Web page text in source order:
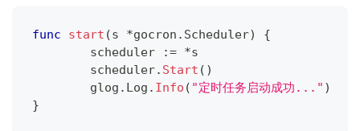
func start (s *gocron . Scheduler)
{
	scheduler
:= *s
	scheduler
. Start ( )
	glog
. Log . Info ( "定时任务启动成功..." )
}